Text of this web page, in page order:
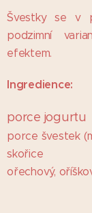
Švestky se v
podzimní
efektem.
Ingredience:
porce jogurtu
porce švestek
skořice
ořechový,